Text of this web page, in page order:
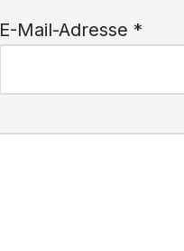
E-Mail-Adresse *